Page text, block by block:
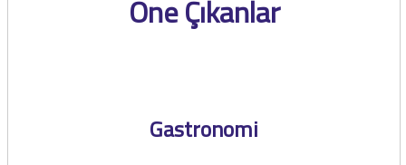
Öne Çıkanlar
Gastronomi